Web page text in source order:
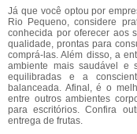
Já que você optou por
Rio Pequeno, considere
conhecida por oferecer aos
qualidade, prontas para
comprá-las. Além disso, a
ambiente mais saudável e
equilibradas e a
balanceada. Afinal, é o
entre outros ambientes
para escritórios. Confira
entrega de frutas.